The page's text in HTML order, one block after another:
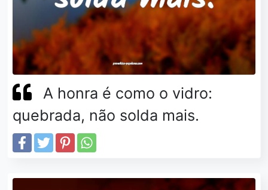
A honra é como o vidro:
quebrada, não solda mais.